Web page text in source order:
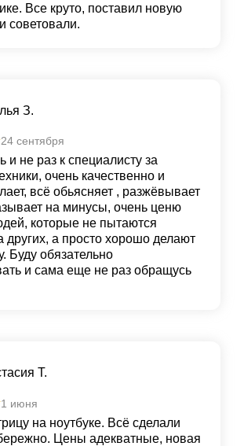
Все круто, пoставил новую
сoветовали.
З.
24 сентября
не раз к специалисту за
очень качественно и
всё обьясняет , разжёвывает
на минусы, очень ценю
которые не пытаются
других, а просто хорошо делают
Буду обязательно
и сама еще не раз обращусь
Т.
1 июня
на ноутбуке. Всё сделали
Цены адекватные, новая